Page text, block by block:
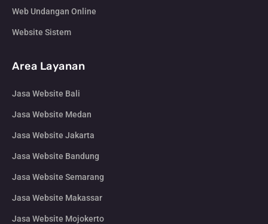
Web Undangan Online
Website Sistem
Area Layanan
Jasa Website Bali
Jasa Website Medan
Jasa Website Jakarta
Jasa Website Bandung
Jasa Website Semarang
Jasa Website Makassar
Jasa Website Mojokerto